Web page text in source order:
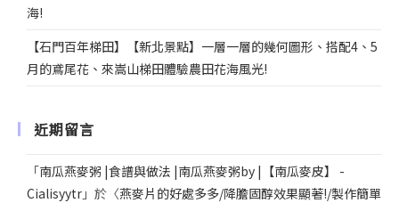
海!
【石門百年梯田】【新北景點】一層一層的幾何圖形、搭配4、5
月的鳶尾花、來嵩山梯田體驗農田花海風光!
近期留言
「南瓜燕麥粥 |食譜與做法 |南瓜燕麥粥by |【南瓜麥皮】 -
Cialisyytr 」於〈燕麥片的好處多多/降膽固醇效果顯著!/製作簡單